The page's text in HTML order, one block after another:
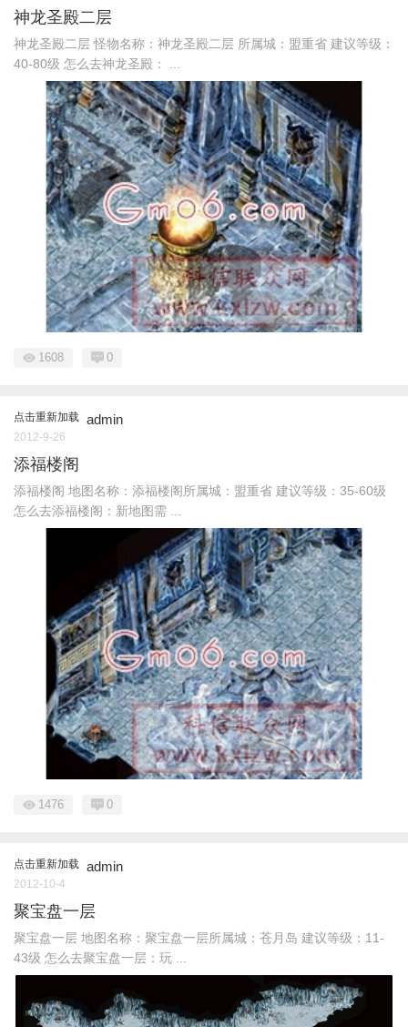
神龙圣殿二层
神龙圣殿二层 怪物名称：神龙圣殿二层 所属城：盟重省 建议等级：
40-80级 怎么去神龙圣殿： ...
1608 0
点击重新加载 admin
2012-9-26
添福楼阁
添福楼阁 地图名称：添福楼阁所属城：盟重省 建议等级：35-60级
怎么去添福楼阁：新地图需 ...
1476 0
点击重新加载 admin
2012-10-4
聚宝盘一层
聚宝盘一层 地图名称：聚宝盘一层所属城：苍月岛 建议等级：11-
43级 怎么去聚宝盘一层：玩 ...